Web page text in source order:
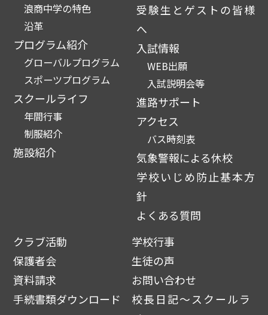
浪商中学の特色
沿革
プログラム紹介
グローバルプログラム
スポーツプログラム
スクールライフ
年間行事
制服紹介
施設紹介
受験生とゲストの皆様
へ
入試情報
WEB出願
入試説明会等
進路サポート
アクセス
バス時刻表
気象警報による休校
学校いじめ防止基本方
針
よくある質問
クラブ活動
学校行事
保護者会
生徒の声
資料請求
お問い合わせ
手続書類ダウンロード
校長日記～スクールラ